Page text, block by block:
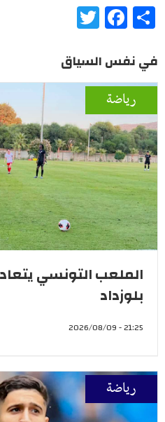
Share
Facebook
في نفس السياق
رياضة
الملعب التونسي
بلوزداد
21:25 - 2026/08/09
رياضة